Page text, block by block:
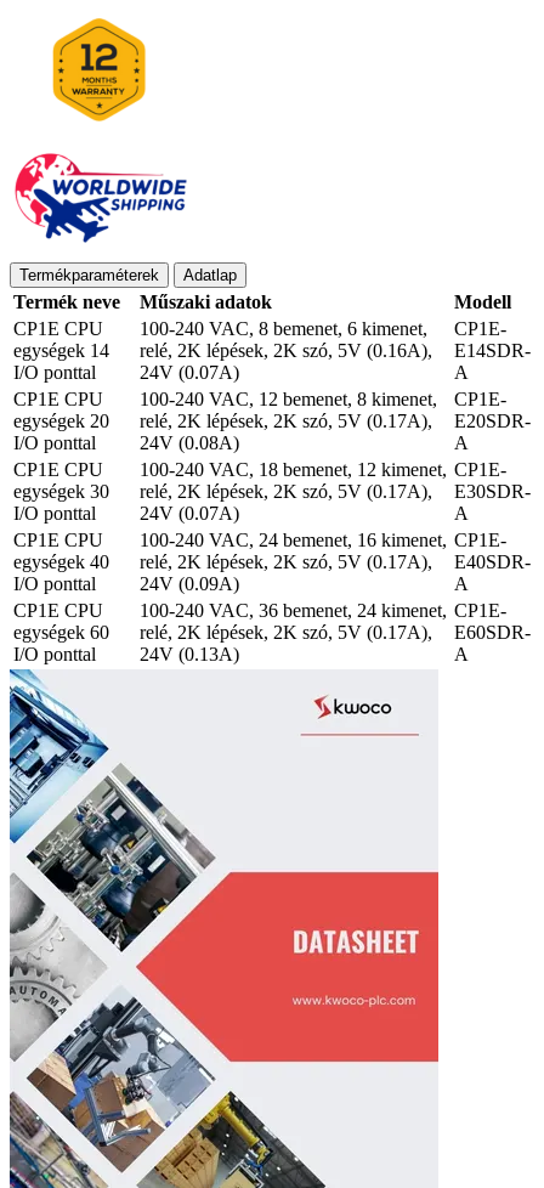
Termékparaméterek Adatlap
Termék neve Műszaki adatok
Modell
CP1E CPU
egységek 14
I/O ponttal
100-240 VAC, 8 bemenet, 6 kimenet,
relé, 2K lépések, 2K szó, 5V (0.16A),
24V (0.07A)
CP1E-
E14SDR-
A
CP1E CPU
egységek 20
I/O ponttal
100-240 VAC, 12 bemenet, 8 kimenet,
relé, 2K lépések, 2K szó, 5V (0.17A),
24V (0.08A)
CP1E-
E20SDR-
A
CP1E CPU
egységek 30
I/O ponttal
100-240 VAC, 18 bemenet, 12 kimenet,
relé, 2K lépések, 2K szó, 5V (0.17A),
24V (0.07A)
CP1E-
E30SDR-
A
CP1E CPU
egységek 40
I/O ponttal
100-240 VAC, 24 bemenet, 16 kimenet,
relé, 2K lépések, 2K szó, 5V (0.17A),
24V (0.09A)
CP1E-
E40SDR-
A
CP1E CPU
egységek 60
I/O ponttal
100-240 VAC, 36 bemenet, 24 kimenet,
relé, 2K lépések, 2K szó, 5V (0.17A),
24V (0.13A)
CP1E-
E60SDR-
A